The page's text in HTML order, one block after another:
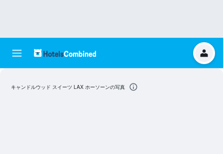
キャンドルウッド スイーツ LAX ホーソーンの写真